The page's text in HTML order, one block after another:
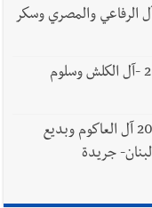
الحاج نور الدين الرفاعي 30-7-2026 آل الرفاعي والمصري وسكر
وفاة الحاج حسن حسين الكلش -28-7-2027 -آل الكلش وسلوم
وفاة الحاجة غزالة محمد العاكوم 28-7-2026 آل العاكوم وبديع
جريدة